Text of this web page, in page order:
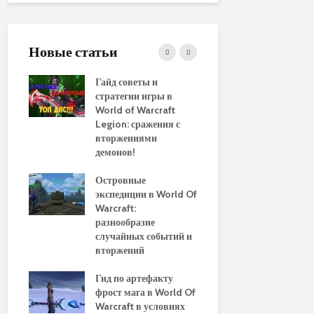
Новые статьи
Гайд советы и
стратегии игры в
World of Warcraft
Legion: сражения с
вторжениями
демонов!
Островные
экспедиции в World Of
Warcraft:
разнообразие
случайных событий и
вторжений
Гид по артефакту
фрост мага в World Of
Warcraft в условиях